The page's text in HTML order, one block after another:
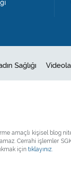
Sağlığı
amaçlı kişisel blog
Cerrahi işlemler
için tıklayınız.